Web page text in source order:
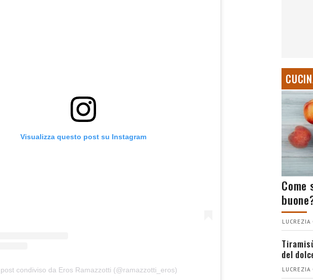
Visualizza questo post su Instagram
condiviso da Eros Ramazzotti (@ramazzotti_eros)
del